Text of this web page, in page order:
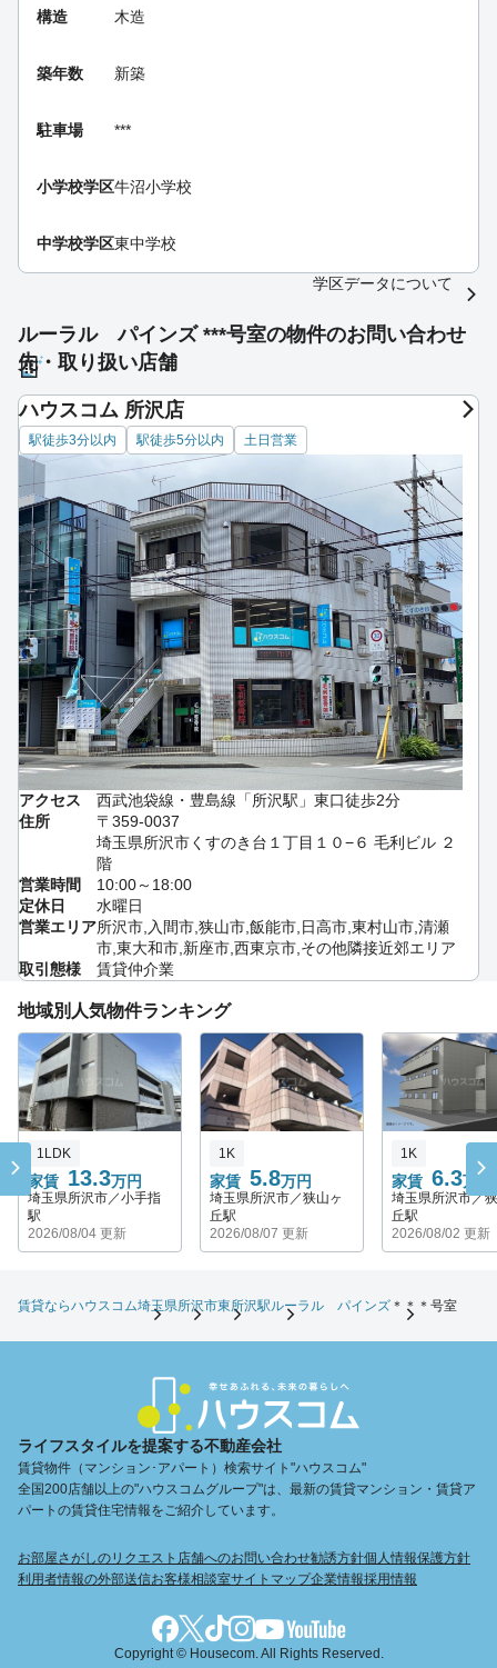
構造 木造
築年数 新築
駐車場 ***
小学校学区牛沼小学校
中学校学区東中学校
学区データについて
ルーラル パインズ ***号室の物件のお問い合わせ
先・取り扱い店舗
ハウスコム 所沢店
駅徒歩3分以内 駅徒歩5分以内 土日営業
アクセス
西武池袋線・豊島線「所沢駅」東口徒歩2分
住所
〒359-0037
埼玉県所沢市くすのき台１丁目１０−６ 毛利ビル ２
階
営業時間
10:00～18:00
定休日
水曜日
営業エリア所沢市,入間市,狭山市,飯能市,日高市,東村山市,清瀬
市,東大和市,新座市,西東京市,その他隣接近郊エリア
取引態様
賃貸仲介業
地域別人気物件ランキング
家賃 13.3万円
1LDK
埼玉県所沢市／小手指
駅
2026/08/04 更新
家賃 5.8万円
1K
埼玉県所沢市／狭山ヶ
丘駅
2026/08/07 更新
家賃 6.3万円
1K
埼玉県所沢市／
丘駅
2026/08/02 更新
賃貸ならハウスコム埼玉県所沢市東所沢駅 ルーラル パインズ ＊＊＊号室
ライフスタイルを提案する不動産会社
賃貸物件（マンション･アパート）検索サイト"ハウスコム"
全国200店舗以上の"ハウスコムグループ"は、最新の賃貸マンション・賃貸ア
パートの賃貸住宅情報をご紹介しています。
お部屋さがしのリクエスト 店舗へのお問い合わせ勧誘方針個人情報保護方針
利用者情報の外部送信お客様相談室サイトマップ企業情報採用情報
Copyright © Housecom. All Rights Reserved.